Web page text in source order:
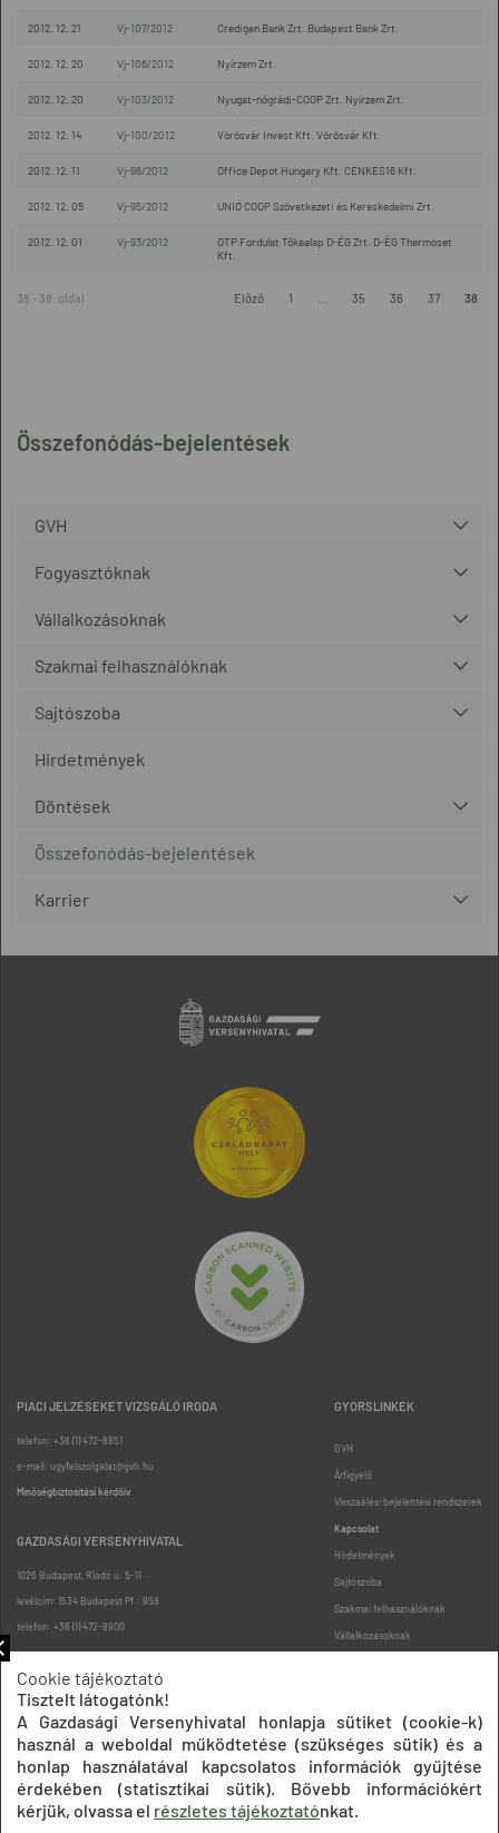
Összefonódás-bejelentések
GVH
Fogyasztóknak
Vállalkozásoknak
Szakmai felhasználóknak
Sajtószoba
Hirdetmények
Döntések
Összefonódás-bejelentések
Karrier
2012. 12. 21 Vj-107/2012 Credigen Bank Zrt. Budapest Bank Zrt.
2012. 12. 20 Vj-106/2012 Nyírzem Zrt.
2012. 12. 20 Vj-103/2012 Nyugat-nógrádi-COOP Zrt. Nyírzem Zrt.
2012. 12. 14 Vj-100/2012 Vörösvár Invest Kft. Vörösvár Kft.
2012. 12. 11 Vj-96/2012 Office Depot Hungary Kft. CENKES16 Kft.
2012. 12. 05 Vj-95/2012 UNIÓ COOP Szövetkezeti és Kereskedelmi Zrt.
2012. 12. 01 Vj-93/2012
OTP Fordulat Tőkealap D-ÉG Zrt. D-ÉG Thermoset
Kft.
38 - 38. oldal Előző 1 35 36 37 38
PIACI JELZÉSEKET VIZSGÁLÓ IRODA
telefon: +36 (1) 472-8851
e-mail: ugyfelszolgalat@gvh.hu
Minőségbiztosítási kérdőív
GAZDASÁGI VERSENYHIVATAL
1026 Budapest, Riadó u. 5-11.
levélcím: 1534 Budapest Pf.: 958
telefon: +36 (1) 472-8900
GYORSLINKEK
GVH
Árfigyelő
Visszaélés-bejelentési rendszerek
Kapcsolat
Hirdetmények
Sajtószoba
Szakmai felhasználóknak
Vállalkozásoknak
Oldaltérkép
Cookie tájékoztató
Tisztelt látogatónk!
A Gazdasági Versenyhivatal honlapja sütiket (cookie-k)
használ a weboldal működtetése (szükséges sütik) és a
honlap használatával kapcsolatos információk gyűjtése
érdekében (statisztikai sütik). Bővebb információkért
kérjük, olvassa el részletes tájékoztatónkat.